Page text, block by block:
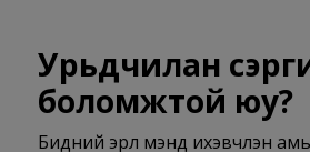
Урьдчилан
боломжтой юу?
Бидний эрүүл мэнд ихэвчлэн